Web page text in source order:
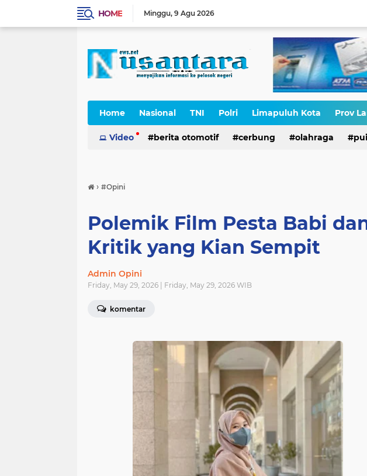
HOME Minggu 9 Agu 2026
Home Nasional TNI Polri Limapuluh Kota Prov
Cerpen
Video berita otomotif cerbung olahraga
› #Opini
Polemik Film Pesta Babi
Kritik yang Kian Sempit
Admin Opini
Friday, May 29, 2026 | Friday, May 29, 2026 WIB
komentar